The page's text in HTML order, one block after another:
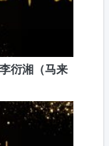
衍湘（马来